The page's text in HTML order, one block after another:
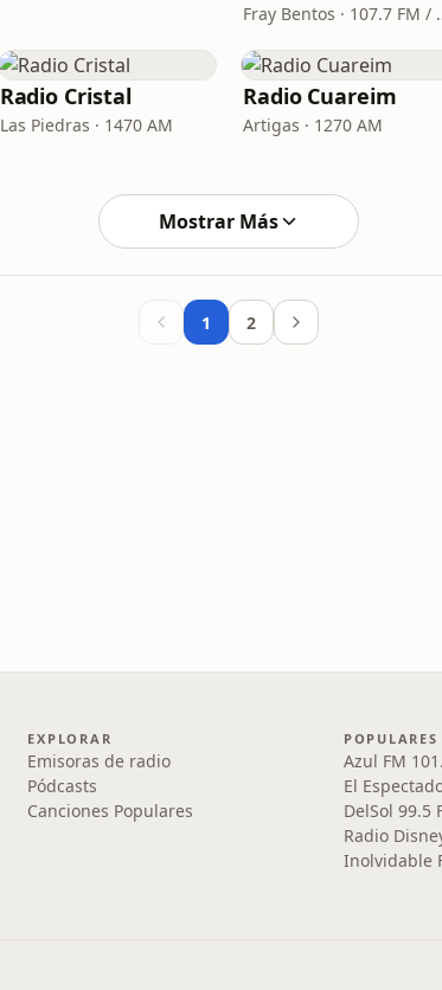
Fray
Radio Cristal
Las Piedras · 1470 AM
Radio Cuareim
Artigas · 1270 AM
Mostrar Más
1 2
EXPLORAR
Emisoras de radio
Pódcasts
Canciones Populares
POPULARES
Azul FM
El
DelSol 99.5
Radio
Inolvidable